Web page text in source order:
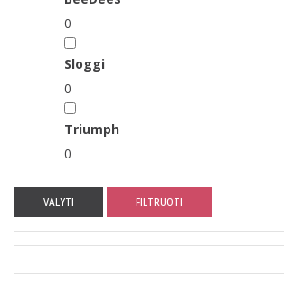
0
Sloggi
0
Triumph
0
VALYTI FILTRUOTI